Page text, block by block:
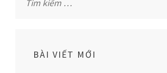
kiếm
BÀI VIẾT MỚI